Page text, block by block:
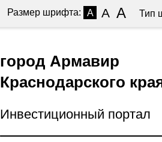
Размер шрифта: A A A Тип
город Армавир
Краснодарского
Инвестиционный портал